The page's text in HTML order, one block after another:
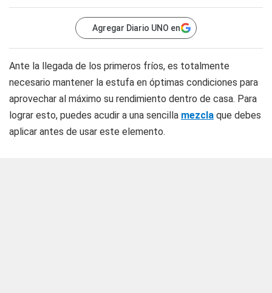
Agregar Diario UNO en
Ante la llegada de los primeros fríos, es totalmente
necesario mantener la estufa en óptimas condiciones para
aprovechar al máximo su rendimiento dentro de casa. Para
lograr esto, puedes acudir a una sencilla mezcla que debes
aplicar antes de usar este elemento.